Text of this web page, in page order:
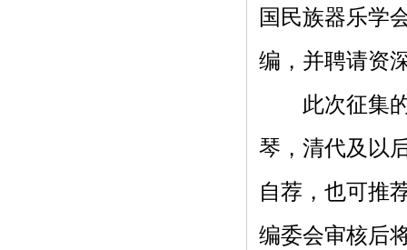
国民族器乐学
编，并聘请资
此次征集的
琴，清代及以
自荐，也可推
编委会审核后